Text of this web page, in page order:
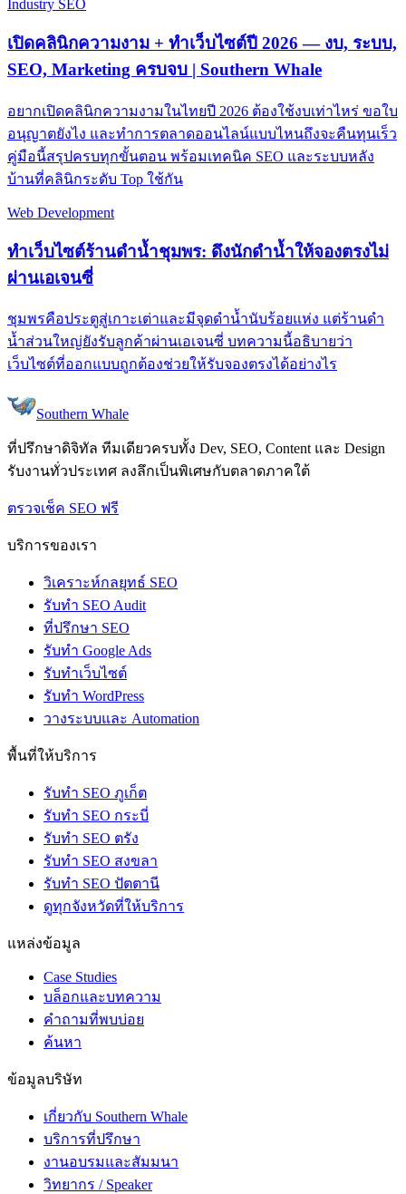
Industry SEO
เปิดคลินิกความงาม + ทำเว็บไซต์ปี 2026 — งบ, ระบบ,
SEO, Marketing ครบจบ | Southern Whale
อยากเปิดคลินิกความงามในไทยปี 2026 ต้องใช้งบเท่าไหร่ ขอใบ
อนุญาตยังไง และทำการตลาดออนไลน์แบบไหนถึงจะคืนทุนเร็ว
คู่มือนี้สรุปครบทุกขั้นตอน พร้อมเทคนิค SEO และระบบหลัง
บ้านที่คลินิกระดับ Top ใช้กัน
Web Development
ทำเว็บไซต์ร้านดำน้ำชุมพร: ดึงนักดำน้ำให้จองตรงไม่
ผ่านเอเจนซี่
ชุมพรคือประตูสู่เกาะเต่าและมีจุดดำน้ำนับร้อยแห่ง แต่ร้านดำ
น้ำส่วนใหญ่ยังรับลูกค้าผ่านเอเจนซี่ บทความนี้อธิบายว่า
เว็บไซต์ที่ออกแบบถูกต้องช่วยให้รับจองตรงได้อย่างไร
Southern Whale
ที่ปรึกษาดิจิทัล ทีมเดียวครบทั้ง Dev, SEO, Content และ Design
รับงานทั่วประเทศ ลงลึกเป็นพิเศษกับตลาดภาคใต้
ตรวจเช็ค SEO ฟรี
บริการของเรา
วิเคราะห์กลยุทธ์ SEO
รับทำ SEO Audit
ที่ปรึกษา SEO
รับทำ Google Ads
รับทำเว็บไซต์
รับทำ WordPress
วางระบบและ Automation
พื้นที่ให้บริการ
รับทำ SEO ภูเก็ต
รับทำ SEO กระบี่
รับทำ SEO ตรัง
รับทำ SEO สงขลา
รับทำ SEO ปัตตานี
ดูทุกจังหวัดที่ให้บริการ
แหล่งข้อมูล
Case Studies
บล็อกและบทความ
คำถามที่พบบ่อย
ค้นหา
ข้อมูลบริษัท
เกี่ยวกับ Southern Whale
บริการที่ปรึกษา
งานอบรมและสัมมนา
วิทยากร / Speaker